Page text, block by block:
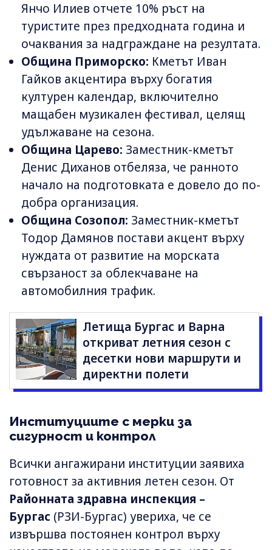
Янчо Илиев отчете 10% ръст на
туристите през предходната година и
очаквания за надграждане на резултата.
Община Приморско: Кметът Иван
Гайков акцентира върху богатия
културен календар, включително
мащабен музикален фестивал, целящ
удължаване на сезона.
Община Царево: Заместник-кметът
Денис Диханов отбеляза, че ранното
начало на подготовката е довело до по-
добра организация.
Община Созопол: Заместник-кметът
Тодор Дамянов постави акцент върху
нуждата от развитие на морската
свързаност за облекчаване на
автомобилния трафик.
Летища Бургас и Варна
откриват летния сезон с
десетки нови маршрути и
директни полети
Институциите с мерки за
сигурност и контрол
Всички ангажирани институции заявиха
готовност за активния летен сезон. От
Районната здравна инспекция –
Бургас (РЗИ-Бургас) увериха, че се
извършва постоянен контрол върху